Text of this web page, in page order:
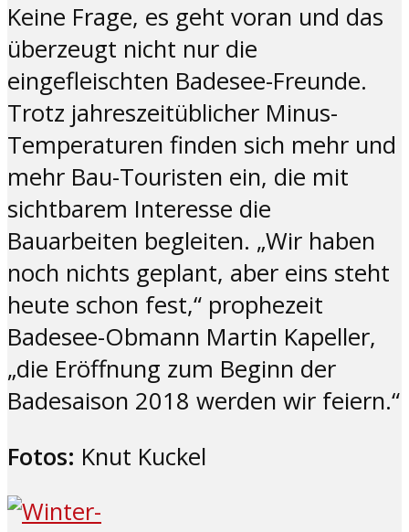
Keine Frage, es geht voran und das
überzeugt nicht nur die
eingefleischten Badesee-Freunde.
Trotz jahreszeitüblicher Minus-
Temperaturen finden sich mehr und
mehr Bau-Touristen ein, die mit
sichtbarem Interesse die
Bauarbeiten begleiten. „Wir haben
noch nichts geplant, aber eins steht
heute schon fest,“ prophezeit
Badesee-Obmann Martin Kapeller,
„die Eröffnung zum Beginn der
Badesaison 2018 werden wir feiern.“
Fotos: Knut Kuckel